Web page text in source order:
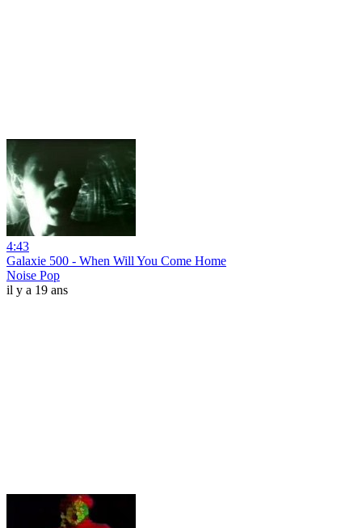
4:43
Galaxie 500 - When Will You Come Home
Noise Pop
il y a 19 ans